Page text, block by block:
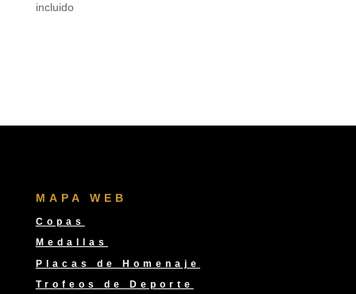
incluido
MAPA WEB
Copas
Medallas
Placas de Homenaje
Trofeos de Deporte